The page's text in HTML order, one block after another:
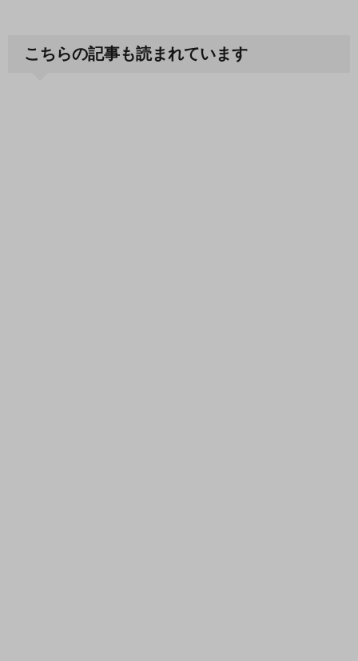
こちらの記事も読まれています